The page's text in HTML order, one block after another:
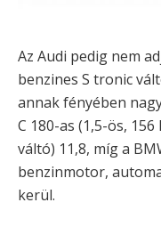
Az Audi pedig nem
benzines S tronic
annak fényében
C 180-as (1,5-ös,
váltó) 11,8, míg a
benzinmotor,
kerül.